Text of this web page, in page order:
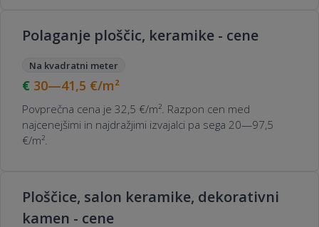
Polaganje ploščic, keramike - cene
Na kvadratni meter
30—41,5 €/m²
Povprečna cena je 32,5 €/m². Razpon cen med
najcenejšimi in najdražjimi izvajalci pa sega 20—97,5
€/m².
Ploščice, salon keramike, dekorativni
kamen - cene